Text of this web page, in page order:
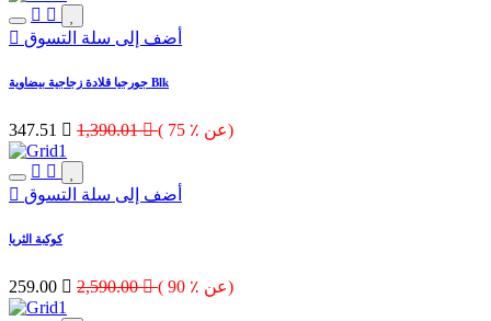
أضف إلى سلة التسوق
جورجيا قلادة زجاجية بيضاوية Blk
347.51  1,390.01 ( 75 ٪ عن)
أضف إلى سلة التسوق
كوكبة الثريا
259.00  2,590.00 ( 90 ٪ عن)